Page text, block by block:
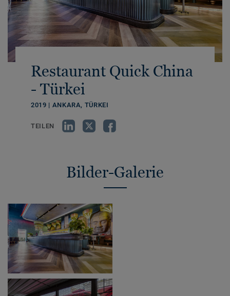
Restaurant Quick China
- Türkei
2019 | ANKARA, TÜRKEI
TEILEN
Bilder-Galerie